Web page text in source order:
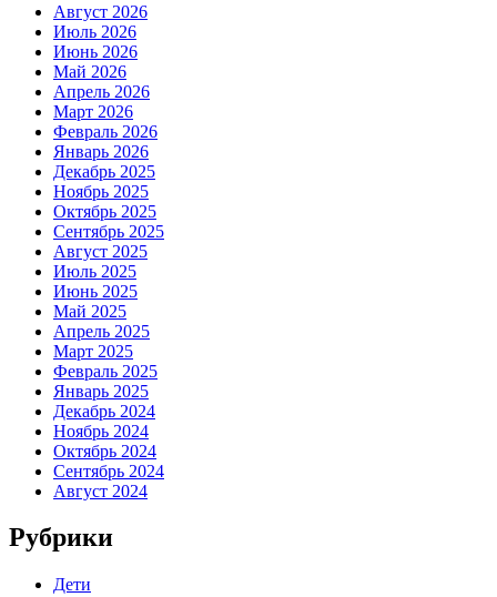
Август 2026
Июль 2026
Июнь 2026
Май 2026
Апрель 2026
Март 2026
Февраль 2026
Январь 2026
Декабрь 2025
Ноябрь 2025
Октябрь 2025
Сентябрь 2025
Август 2025
Июль 2025
Июнь 2025
Май 2025
Апрель 2025
Март 2025
Февраль 2025
Январь 2025
Декабрь 2024
Ноябрь 2024
Октябрь 2024
Сентябрь 2024
Август 2024
Рубрики
Дети